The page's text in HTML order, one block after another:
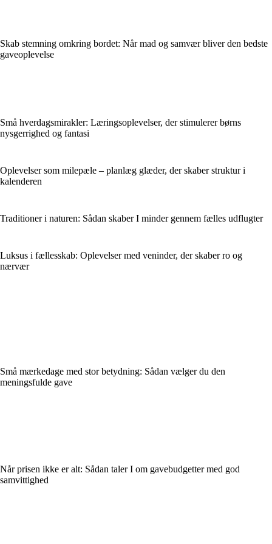
Skab stemning omkring bordet: Når mad og samvær bliver den bedste
gaveoplevelse
Små hverdagsmirakler: Læringsoplevelser, der stimulerer børns
nysgerrighed og fantasi
Oplevelser som milepæle – planlæg glæder, der skaber struktur i
kalenderen
Traditioner i naturen: Sådan skaber I minder gennem fælles udflugter
Luksus i fællesskab: Oplevelser med veninder, der skaber ro og
nærvær
Små mærkedage med stor betydning: Sådan vælger du den
meningsfulde gave
Når prisen ikke er alt: Sådan taler I om gavebudgetter med god
samvittighed